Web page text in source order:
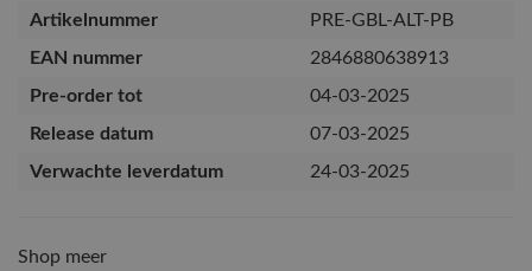
Artikelnummer
PRE-GBL-ALT-PB
EAN nummer
2846880638913
Pre-order tot
04-03-2025
Release datum
07-03-2025
Verwachte leverdatum
24-03-2025
Shop meer